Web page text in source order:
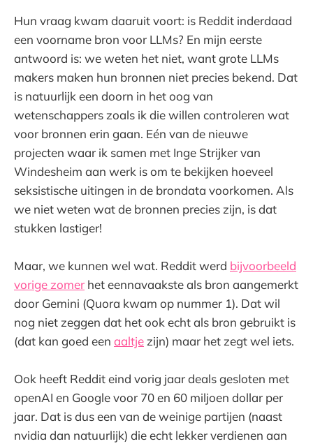
Hun vraag kwam daaruit voort: is Reddit inderdaad
een voorname bron voor LLMs? En mijn eerste
antwoord is: we weten het niet, want grote LLMs
makers maken hun bronnen niet precies bekend. Dat
is natuurlijk een doorn in het oog van
wetenschappers zoals ik die willen controleren wat
voor bronnen erin gaan. Eén van de nieuwe
projecten waar ik samen met Inge Strijker van
Windesheim aan werk is om te bekijken hoeveel
seksistische uitingen in de brondata voorkomen. Als
we niet weten wat de bronnen precies zijn, is dat
stukken lastiger!
Maar, we kunnen wel wat. Reddit werd bijvoorbeeld
vorige zomer het eennavaakste als bron aangemerkt
door Gemini (Quora kwam op nummer 1). Dat wil
nog niet zeggen dat het ook echt als bron gebruikt is
(dat kan goed een aaltje zijn) maar het zegt wel iets.
Ook heeft Reddit eind vorig jaar deals gesloten met
openAI en Google voor 70 en 60 miljoen dollar per
jaar. Dat is dus een van de weinige partijen (naast
nvidia dan natuurlijk) die echt lekker verdienen aan